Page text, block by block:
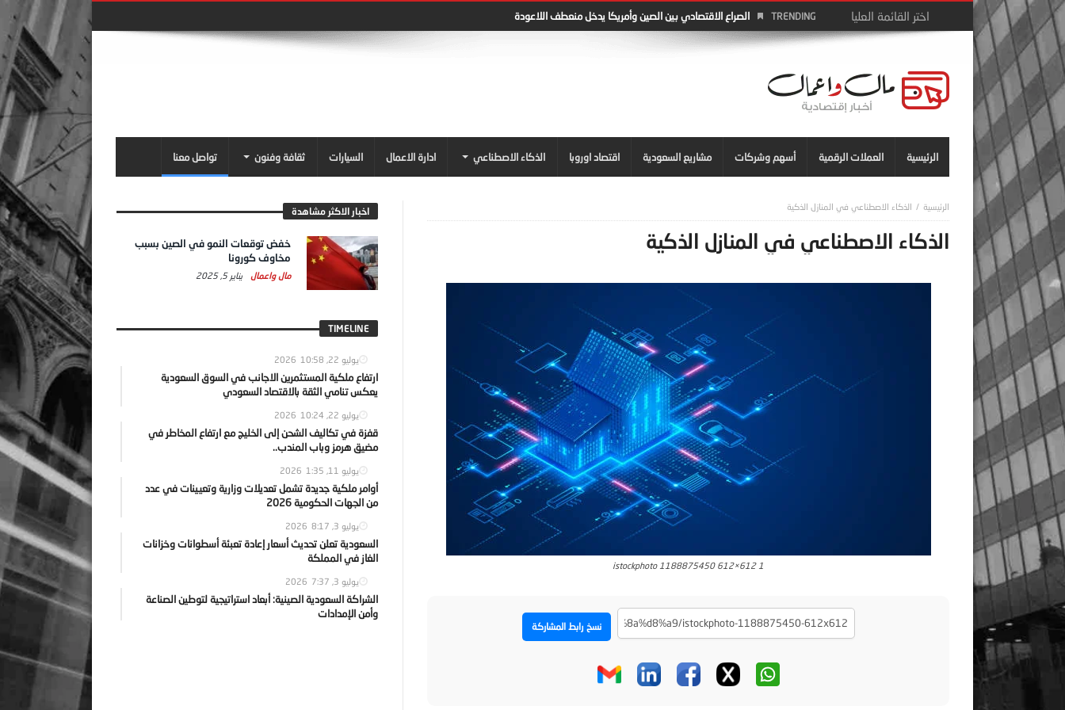
TRENDING الصراع الاقتصادي بين الصين وأمريكا يدخل منعطف اللاعودة
الرئيسية العملات الرقمية أسهم وشركات مشاريع السعودية اقتصاد اوروبا الذكاء الاصطناعي ادارة الاعمال السيارات ثقافة وفنون تواصل معنا
الذكاء الاصطناعي في المنازل الذكية
الذكاء الاصطناعي في المنازل الذكية
istockphoto 1188875450 612×612 1
نسخ رابط المشاركة
اخبار الاكثر مشاهدة
خفض توقعات النمو في الصين بسبب
مخاوف كورونا
مال واعمال يناير 5, 2025
TIMELINE
يوليو 22, 2026 10:58
ارتفاع ملكية المستثمرين الاجانب في السوق السعودية
يعكس تنامي الثقة بالاقتصاد السعودي
يوليو 22, 2026 10:24
قفزة في تكاليف الشحن إلى الخليج مع ارتفاع المخاطر في
مضيق هرمز وباب المندب..
يوليو 11, 2026 1:35
أوامر ملكية جديدة تشمل تعديلات وزارية وتعيينات في عدد
من الجهات الحكومية 2026
يوليو 3, 2026 8:17
السعودية تعلن تحديث أسعار إعادة تعبئة أسطوانات وخزانات
الغاز في المملكة
يوليو 3, 2026 7:37
الشراكة السعودية الصينية: أبعاد استراتيجية لتوطين الصناعة
وأمن الإمدادات